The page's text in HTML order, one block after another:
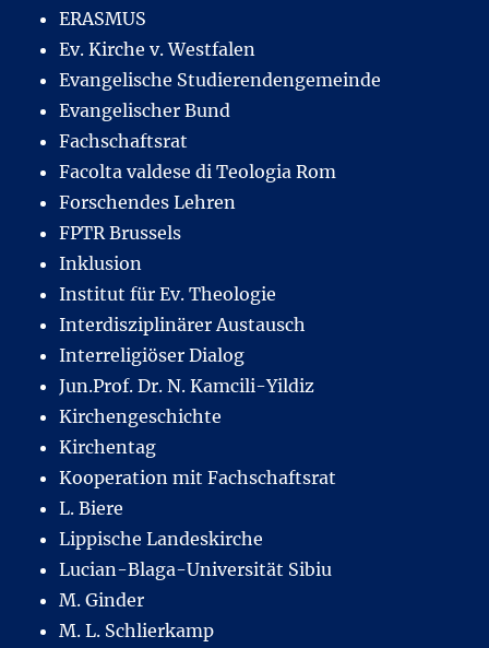
ERASMUS
Ev. Kirche v. Westfalen
Evangelische Studierendengemeinde
Evangelischer Bund
Fachschaftsrat
Facolta valdese di Teologia Rom
Forschendes Lehren
FPTR Brussels
Inklusion
Institut für Ev. Theologie
Interdisziplinärer Austausch
Interreligiöser Dialog
Jun.Prof. Dr. N. Kamcili-Yildiz
Kirchengeschichte
Kirchentag
Kooperation mit Fachschaftsrat
L. Biere
Lippische Landeskirche
Lucian-Blaga-Universität Sibiu
M. Ginder
M. L. Schlierkamp